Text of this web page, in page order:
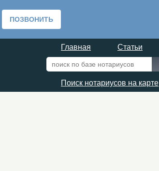
Главная Статьи
Поиск нотариусов на карте